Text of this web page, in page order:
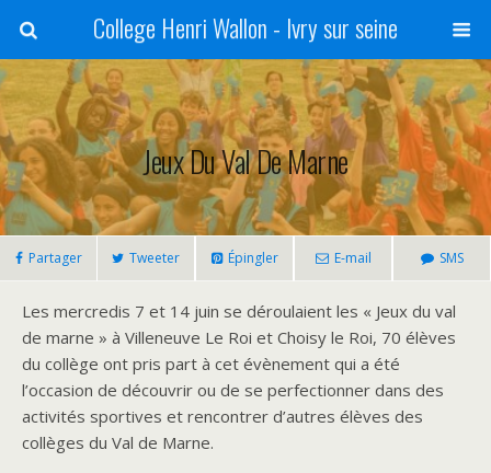
College Henri Wallon - Ivry sur seine
Jeux Du Val De Marne
Partager Tweeter Épingler E-mail SMS
Les mercredis 7 et 14 juin se déroulaient les « Jeux du val
de marne » à Villeneuve Le Roi et Choisy le Roi, 70 élèves
du collège ont pris part à cet évènement qui a été
l’occasion de découvrir ou de se perfectionner dans des
activités sportives et rencontrer d’autres élèves des
collèges du Val de Marne.